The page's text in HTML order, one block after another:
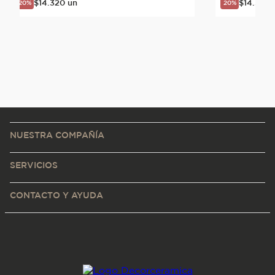
20% $14 320 un 20% $14 320
NUESTRA COMPAÑÍA
SERVICIOS
CONTACTO Y AYUDA